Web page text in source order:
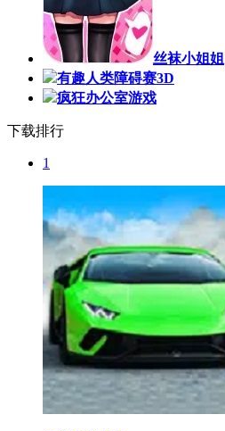
丝袜小姐姐
有趣人类障碍赛3D
疯狂办公室游戏
下载排行
1